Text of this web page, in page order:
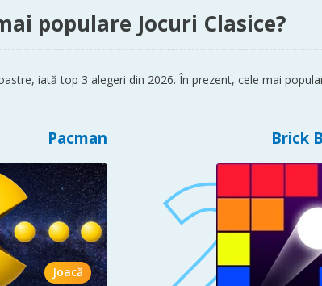
populare Jocuri Clasice?
iată top 3 alegeri din 2026. În prezent, cele mai
Pacman
Joacă
Brick